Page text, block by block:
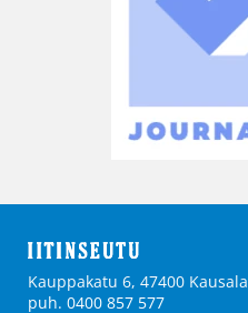
Kauppakatu 6, 47400 Kausala
puh. 0400 857 577